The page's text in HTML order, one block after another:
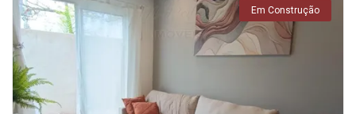
Em Construção